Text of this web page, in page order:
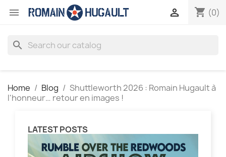
 shopping_cart (0)

search
Home Blog
Shuttleworth 2026 : Romain Hugault à
l'honneur… retour en images !
LATEST POSTS